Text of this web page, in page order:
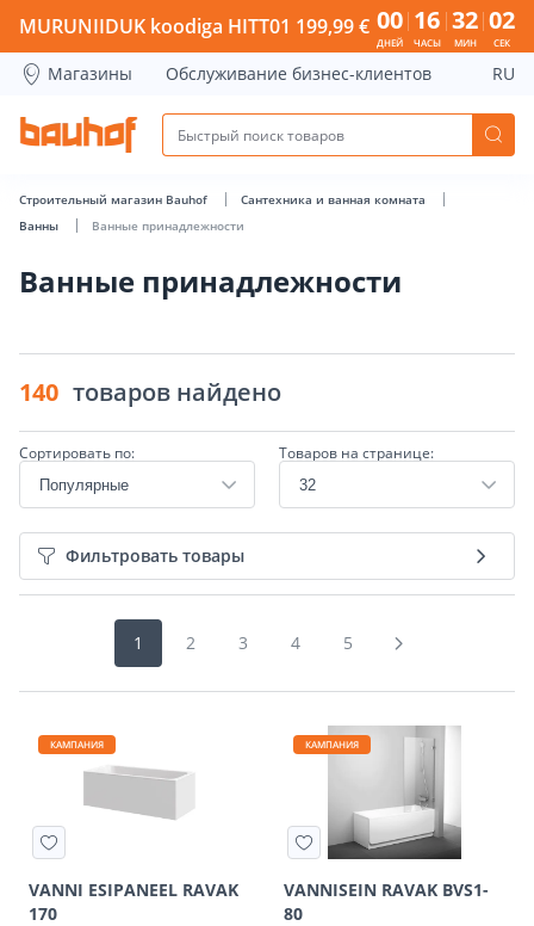
MURUNIIDUK koodiga HITT01 199,99 € 00
ДНЕЙ
16
ЧАСЫ
32
МИН
02
СЕК
Магазины Обслуживание бизнес-клиентов RU
Строительный магазин Bauhof
Сантехника и ванная комната
Ванны
Ванные принадлежности
Ванные принадлежности
140 товаров найдено
Сортировать по: Товаров на странице:
Фильтровать товары
1 2 3 4 5
КАМПАНИЯ
VANNI ESIPANEEL RAVAK
170
КАМПАНИЯ
VANNISEIN RAVAK BVS1-
80